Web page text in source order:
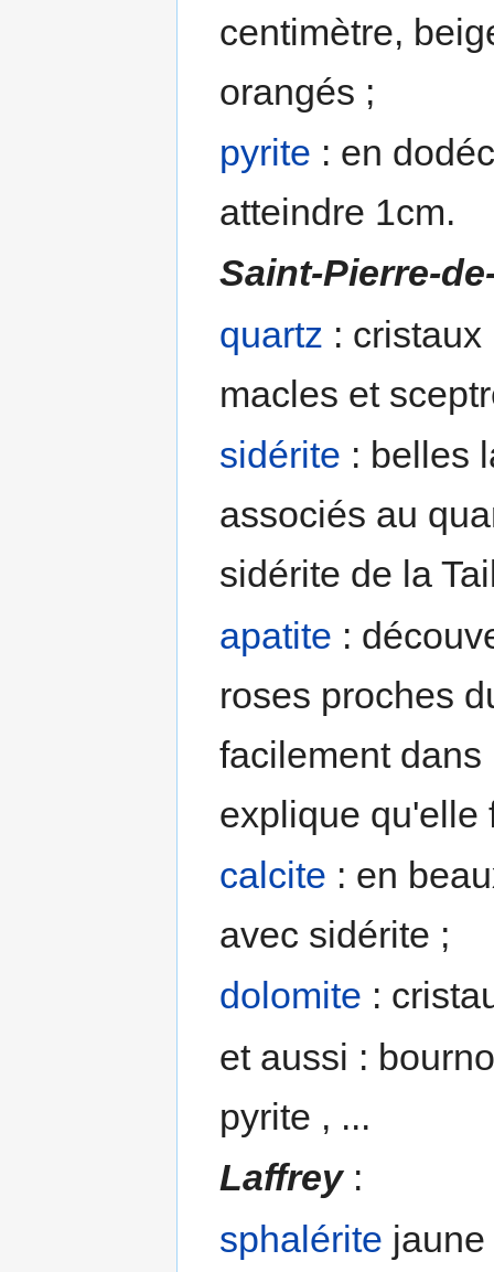
centimètre,
orangés ;
pyrite : en
atteindre 1cm.
Saint-Pierre-
quartz :
macles et
sidérite : belles
associés au
sidérite de la
apatite :
roses proches
facilement dans
explique qu'elle
calcite : en
avec sidérite ;
dolomite :
et aussi :
pyrite , ...
Laffrey:
sphalérite